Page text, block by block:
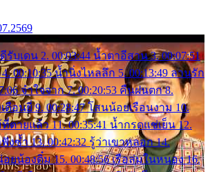
รับเดน 2. 00:03:44 น้ำตาอีสาน 3. 00:07:51
00:10:35 น้ำนิ่งไหลลึก 5. 00:13:49 ลานรัก
จำใจจาก 7. 00:20:53 คืนฝนตก 8.
ดือนยี่ 9. 00:28:47 โสนน้อยเรือนงาม 10.
ที่ตายแล้ว 11. 00:35:41 น้ำกรดแช่เย็น 12.
งซ้ำ 13. 00:42:32 รู้ว่าเขาหลอก 14.
อยน้องติ๋ม 15. 00:48:56 เรือล่มในหนอง 16.